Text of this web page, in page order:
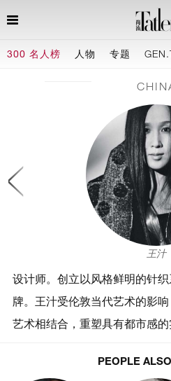
300 名人榜 人物 专题
王汁
设计师。创立以风格鲜明的针织
牌。王汁受伦敦当代艺术的影
艺术相结合，重塑具有都市感的
PEOPLE